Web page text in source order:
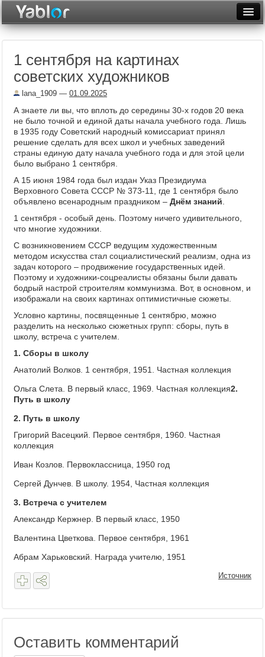
Неделя
Месяц
Архив
Фототоп
Видеотоп
1 сентября на картинах
советских художников
lana_1909 — 01.09.2025
А знаете ли вы, что вплоть до середины 30-х годов 20 века
не было точной и единой даты начала учебного года. Лишь
в 1935 году Советский народный комиссариат принял
решение сделать для всех школ и учебных заведений
страны единую дату начала учебного года и для этой цели
было выбрано 1 сентября.
А 15 июня 1984 года был издан Указ Президиума
Верховного Совета СССР № 373-11, где 1 сентября было
объявлено всенародным праздником – Днём знаний
1 сентября - особый день. Поэтому ничего удивительного,
что многие художники.
С возникновением СССР ведущим художественным
методом искусства стал социалистический реализм, одна из
задач которого – продвижение государственных идей.
Поэтому и художники-соцреалисты обязаны были давать
бодрый настрой строителям коммунизма. Вот, в основном, и
изображали на своих картинах оптимистичные сюжеты.
Условно картины, посвященные 1 сентябрю, можно
разделить на несколько сюжетных групп: сборы, путь в
школу, встреча с учителем.
1. Сборы в школу
Анатолий Волков. 1 сентября, 1951. Частная коллекция
Ольга Слета. В первый класс, 1969. Частная коллекция2.
Путь в школу
2. Путь в школу
Григорий Васецкий. Первое сентября, 1960. Частная
коллекция
Иван Козлов. Первоклассница, 1950 год
Сергей Дунчев. В школу. 1954, Частная коллекция
3. Встреча с учителем
Александр Кержнер. В первый класс, 1950
Валентина Цветкова. Первое сентября, 1961
Абрам Харьковский. Награда учителю, 1951
Источник
Оставить комментарий